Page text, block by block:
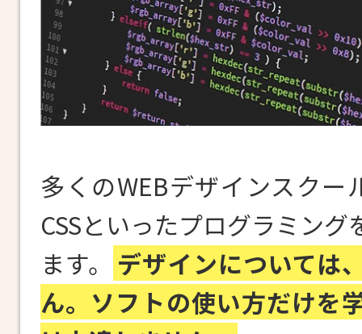
多くのWEBデザインスクー
CSSといったプログラミン
ます。
デザインについては
ん。ソフトの使い方だけを